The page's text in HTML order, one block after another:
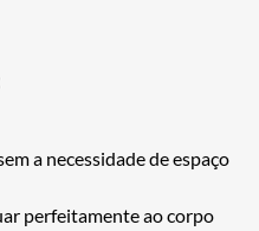
a necessidade de espaço
perfeitamente ao corpo